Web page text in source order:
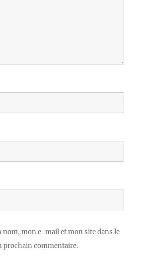
nom, mon e-mail et mon site dans le
prochain commentaire.